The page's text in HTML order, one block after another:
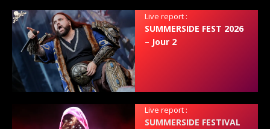
Live report :
SUMMERSIDE FEST 2026
– Jour 2
Live report :
SUMMERSIDE FESTIVAL